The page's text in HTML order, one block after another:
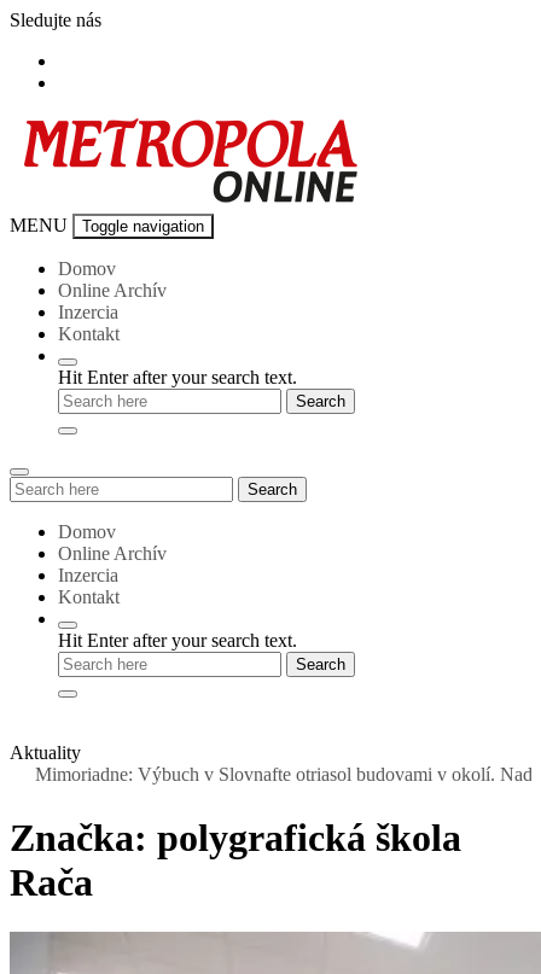
Skip
content
Sledujte nás
Metropola-
MENU Toggle navigation
Domov
Online Archív
Inzercia
Kontakt
Hit Enter after your search text.
Search
for:
Search
Domov
Online Archív
Inzercia
Kontakt
Hit Enter after your search text.
Aktuality
Výbuch v Slovnafte otriasol budovami v okolí. Nad
Značka: polygrafická škola
Rača